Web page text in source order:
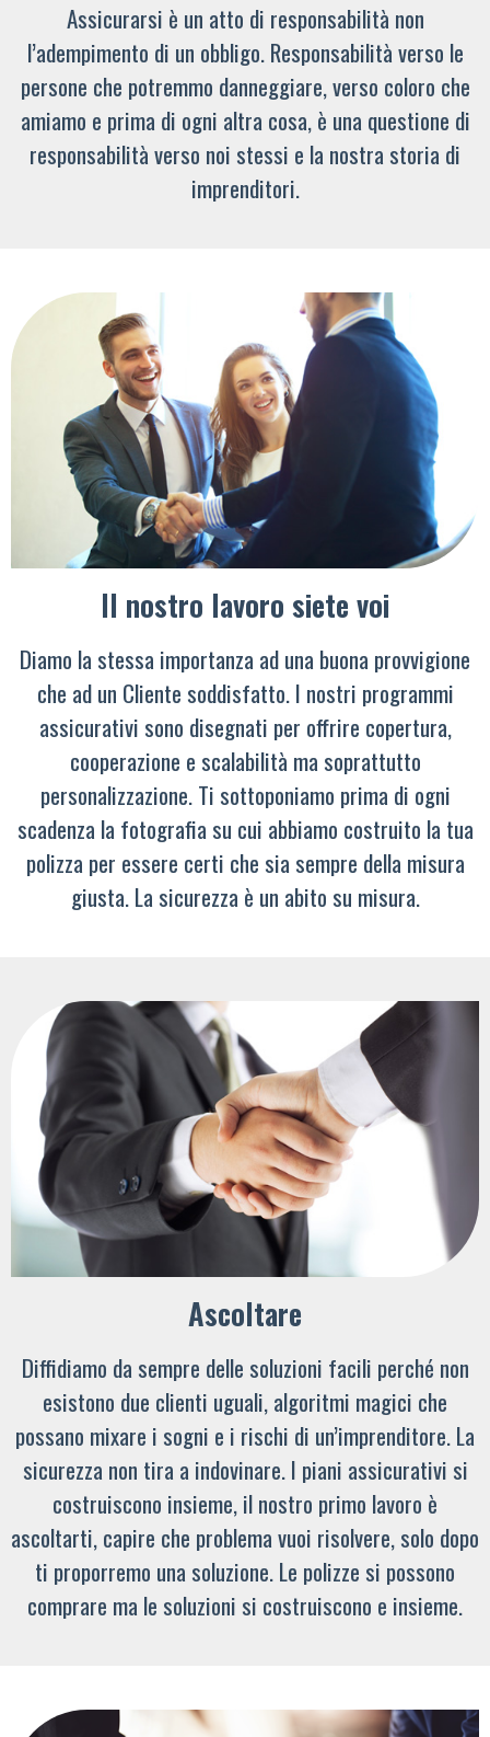
Assicurarsi è un atto di responsabilità non
l’adempimento di un obbligo. Responsabilità verso le
persone che potremmo danneggiare, verso coloro che
amiamo e prima di ogni altra cosa, è una questione di
responsabilità verso noi stessi e la nostra storia di
imprenditori.
Il nostro lavoro siete voi
Diamo la stessa importanza ad una buona provvigione
che ad un Cliente soddisfatto. I nostri programmi
assicurativi sono disegnati per offrire copertura,
cooperazione e scalabilità ma soprattutto
personalizzazione. Ti sottoponiamo prima di ogni
scadenza la fotografia su cui abbiamo costruito la tua
polizza per essere certi che sia sempre della misura
giusta. La sicurezza è un abito su misura.
Ascoltare
Diffidiamo da sempre delle soluzioni facili perché non
esistono due clienti uguali, algoritmi magici che
possano mixare i sogni e i rischi di un’imprenditore. La
sicurezza non tira a indovinare. I piani assicurativi si
costruiscono insieme, il nostro primo lavoro è
ascoltarti, capire che problema vuoi risolvere, solo dopo
ti proporremo una soluzione. Le polizze si possono
comprare ma le soluzioni si costruiscono e insieme.